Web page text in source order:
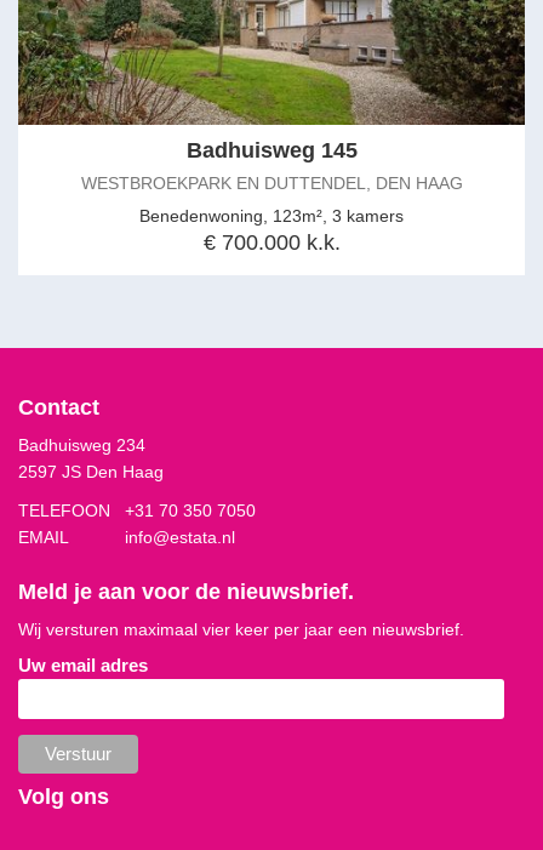
Badhuisweg 145
WESTBROEKPARK EN DUTTENDEL, DEN HAAG
Benedenwoning, 123m², 3 kamers
€ 700.000 k.k.
Contact
Badhuisweg 234
2597 JS Den Haag
TELEFOON +31 70 350 7050
EMAIL
info@estata.nl
Meld je aan voor de nieuwsbrief.
Wij versturen maximaal vier keer per jaar een nieuwsbrief.
Uw email adres
Volg ons